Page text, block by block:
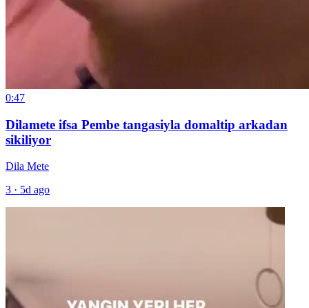
0:47
Dilamete ifsa Pembe tangasiyla domaltip arkadan
sikiliyor
Dila Mete
3 · 5d ago